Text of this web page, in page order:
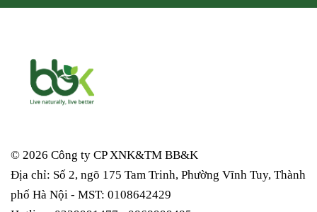
© 2026 Công ty CP XNK&TM BB&K
Địa chỉ: Số 2, ngõ 175 Tam Trinh, Phường Vĩnh Tuy, Thành
phố Hà Nội - MST: 0108642429